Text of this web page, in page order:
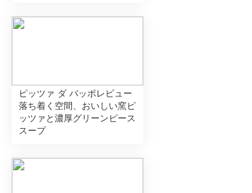
ピッツァ ダ バッボレビュー
落ち着く空間、おいしい窯ピ
ッツァと濃厚グリーンピース
スープ